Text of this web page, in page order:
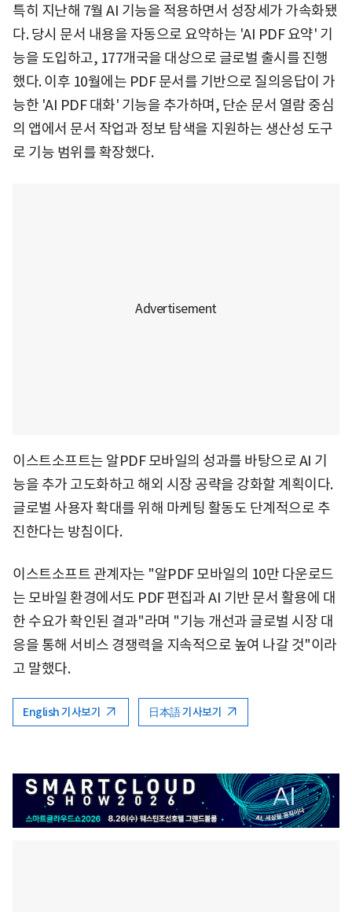
특히 지난해 7월 AI 기능을 적용하면서 성장세가 가속화됐
다. 당시 문서 내용을 자동으로 요약하는 'AI PDF 요약' 기
능을 도입하고, 177개국을 대상으로 글로벌 출시를 진행
했다. 이후 10월에는 PDF 문서를 기반으로 질의응답이 가
능한 'AI PDF 대화' 기능을 추가하며, 단순 문서 열람 중심
의 앱에서 문서 작업과 정보 탐색을 지원하는 생산성 도구
로 기능 범위를 확장했다.
이스트소프트는 알PDF 모바일의 성과를 바탕으로 AI 기
능을 추가 고도화하고 해외 시장 공략을 강화할 계획이다.
글로벌 사용자 확대를 위해 마케팅 활동도 단계적으로 추
진한다는 방침이다.
이스트소프트 관계자는 "알PDF 모바일의 10만 다운로드
는 모바일 환경에서도 PDF 편집과 AI 기반 문서 활용에 대
한 수요가 확인된 결과"라며 "기능 개선과 글로벌 시장 대
응을 통해 서비스 경쟁력을 지속적으로 높여 나갈 것"이라
고 말했다.
English 기사보기 日本語 기사보기